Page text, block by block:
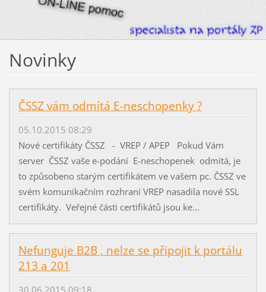
Novinky
ČSSZ vám odmítá E-neschopenky ?
05.10.2015 08:29
Nové certifikáty ČSSZ - VREP / APEP Pokud Vám
server ČSSZ vaše e-podání E-neschopenek odmítá, je
to způsobeno starým certifikátem ve vašem pc. ČSSZ ve
svém komunikačním rozhraní VREP nasadila nové SSL
certifikáty. Veřejné části certifikátů jsou ke...
Nefunguje B2B , nelze se připojit k portálu
213 a 201